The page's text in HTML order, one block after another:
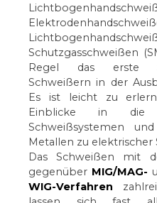
Schutzgasschweißen
Regel das erste
Schweißern in der
Es ist leicht zu
Einblicke in die
Schweißsystemen
Metallen zu elektrischer
Das Schweißen mit
gegenüber MIG/MAG-
WIG-Verfahren